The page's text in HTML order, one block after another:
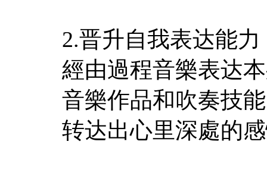
2.晋升自我表达能
經由過程音樂表达
音樂作品和吹奏技
转达出心里深處的